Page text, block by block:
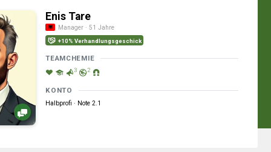
Enis Tare
Manager · 51 Jahre
+10% Verhandlungsgeschick
TEAMCHEMIE
3 2
KONTO
Halbprofi · Note 2.1